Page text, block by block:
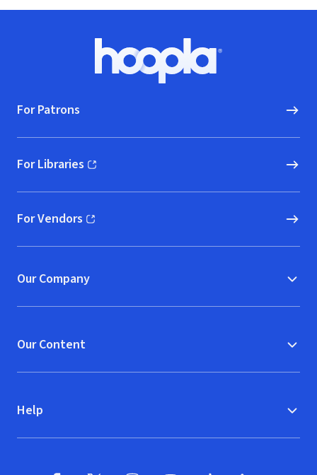
Hoopla logo, Go to homepage
For Patrons
For Libraries
(opens in new window)
For Vendors
(opens in new window)
Our Company
Our Content
Help